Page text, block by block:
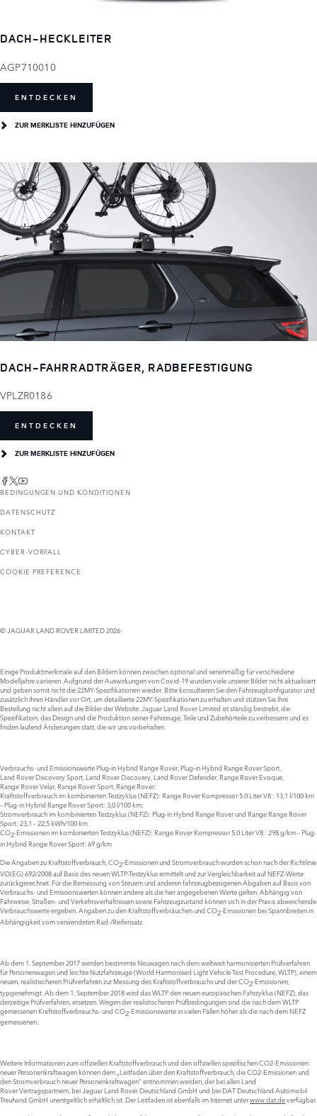
DACH-HECKLEITER
AGP710010
ENTDECKEN
ZUR MERKLISTE HINZUFÜGEN
DACH-FAHRRADTRÄGER, RADBEFESTIGUNG
VPLZR0186
ENTDECKEN
ZUR MERKLISTE HINZUFÜGEN
BEDINGUNGEN UND KONDITIONEN
DATENSCHUTZ
KONTAKT
CYBER-VORFALL
COOKIE PREFERENCE
© JAGUAR LAND ROVER LIMITED 2026
Einige Produktmerkmale auf den Bildern können zwischen optional und serienmäßig für verschiedene
Modelljahre variieren. Aufgrund der Auswirkungen von Covid-19 wurden viele unserer Bilder nicht aktualisiert
und geben somit nicht die 22MY-Spezifikationen wieder. Bitte konsultieren Sie den Fahrzeugkonfigurator und
zusätzlich Ihren Händler vor Ort, um detaillierte 22MY-Spezifikationen zu erhalten und stützen Sie Ihre
Bestellung nicht allein auf die Bilder der Website. Jaguar Land Rover Limited ist ständig bestrebt, die
Spezifikation, das Design und die Produktion seiner Fahrzeuge, Teile und Zubehörteile zu verbessern und es
finden laufend Änderungen statt, die wir uns vorbehalten.
Verbrauchs- und Emissionswerte Plug‑in Hybrid Range Rover, Plug‑in Hybrid Range Rover Sport,
Land Rover Discovery Sport, Land Rover Discovery, Land Rover Defender, Range Rover Evoque,
Range Rover Velar, Range Rover Sport, Range Rover:
Kraftstoffverbrauch im kombinierten Testzyklus (NEFZ): Range Rover Kompressor 5.0 Liter V8 : 13,1 l/100 km
– Plug-in Hybrid Range Rover Sport: 3,0 l/100 km;
Stromverbrauch im kombinierten Testzyklus (NEFZ): Plug-in Hybrid Range Rover und Range Range Rover
Sport: 23,1 – 22,5 kWh/100 km
CO2-Emissionen im kombinierten Testzyklus (NEFZ): Range Rover Kompressor 5.0 Liter V8 : 298 g/km – Plug-
in Hybrid Range Rover Sport: 69 g/km
Die Angaben zu Kraftstoffverbrauch, CO2-Emissionen und Stromverbrauch wurden schon nach der Richtlinie
VO(EG) 692/2008 auf Basis des neuen WLTP-Testzyklus ermittelt und zur Vergleichbarkeit auf NEFZ-Werte
zurückgerechnet. Für die Bemessung von Steuern und anderen fahrzeugbezogenen Abgaben auf Basis von
Verbrauchs- und Emissionswerten können andere als die hier angegebenen Werte gelten. Abhängig von
Fahrweise, Straßen- und Verkehrsverhältnissen sowie Fahrzeugzustand können sich in der Praxis abweichende
Verbrauchswerte ergeben. Angaben zu den Kraftstoffverbräuchen und CO2-Emissionen bei Spannbreiten in
Abhängigkeit vom verwendeten Rad-/Reifensatz.
Ab dem 1. September 2017 werden bestimmte Neuwagen nach dem weltweit harmonisierten Prüfverfahren
für Personenwagen und leichte Nutzfahrzeuge (World Harmonised Light Vehicle Test Procedure, WLTP), einem
neuen, realistischeren Prüfverfahren zur Messung des Kraftstoffverbrauchs und der CO2-Emissionen,
typgenehmigt. Ab dem 1. September 2018 wird das WLTP den neuen europäischen Fahrzyklus (NEFZ), das
derzeitige Prüfverfahren, ersetzen. Wegen der realistischeren Prüfbedingungen sind die nach dem WLTP
gemessenen Kraftstoffverbrauchs- und CO2-Emissionswerte in vielen Fällen höher als die nach dem NEFZ
gemessenen.
Weitere Informationen zum offiziellen Kraftstoffverbrauch und den offiziellen spezifischen CO2-Emissionen
neuer Personenkraftwagen können dem „Leitfaden über den Kraftstoffverbrauch, die CO2-Emissionen und
den Stromverbrauch neuer Personenkraftwagen“ entnommen werden, der bei allen Land
Rover Vertragspartnern, bei Jaguar Land Rover Deutschland GmbH und bei DAT Deutschland Automobil
Treuhand GmbH unentgeltlich erhältlich ist. Der Leitfaden ist ebenfalls im Internet unterwww.dat.deverfügbar.